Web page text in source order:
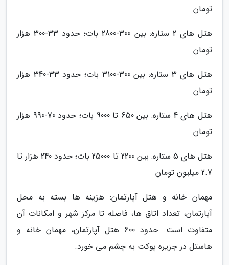
تومان
هتل های 2 ستاره: بین 300-2800 بات؛ حدود 33-300 هزار
تومان
هتل های 3 ستاره: بین 300-3100 بات؛ حدود 33-340 هزار
تومان
هتل های 4 ستاره: بین 650 تا 9000 بات؛ حدود 70-990 هزار
تومان
هتل های 5 ستاره: بین 2200 تا 25000 بات؛ حدود 240 هزار تا
2.7 میلیون تومان
مهمان خانه و هتل آپارتمان: هزینه ها بسته به محل
آپارتمان، تعداد اتاق ها، فاصله تا مرکز شهر و امکانات آن
متفاوت است. حدود 600 هتل آپارتمان، مهمان خانه و
هاستل در جزیره پوکت به چشم می خورد.